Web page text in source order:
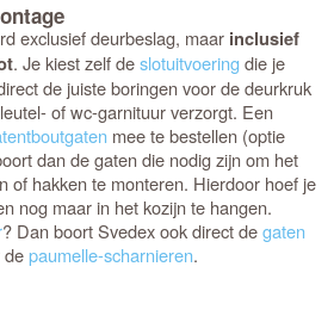
exclusief deurbeslag, maar inclusief
. Je kiest zelf deslotuitvoeringdie je
de juiste boringen voor de deurkruk
of wc-garnituur verzorgt. Een
mee te bestellen (optie
dan de gaten die nodig zijn om het
of hakken te monteren. Hierdoor hoef je
nog maar in het kozijn te hangen.
? Dan boort Svedex ook direct degaten
depaumelle-scharnieren.